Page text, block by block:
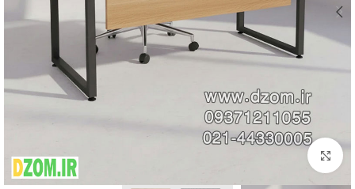
برای بزرگنمایی کلیک کنید